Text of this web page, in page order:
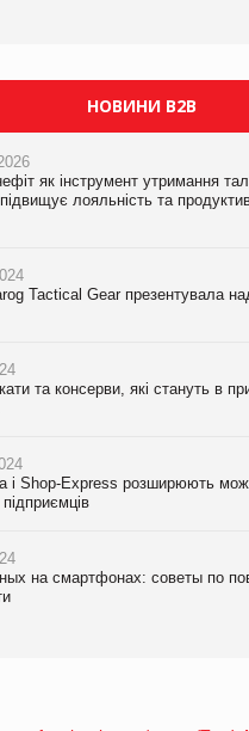
НОВИНИ B2B
як інструмент утримання
лояльність та
Tactical Gear презентувала
та консерви, які стануть в
і Shop-Express розширюють
на смартфонах: советы по